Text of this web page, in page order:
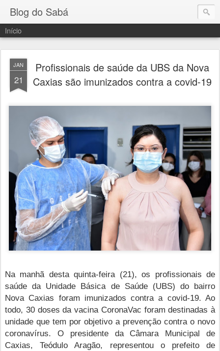
Blog do Sabá
Início
JAN
21
Profissionais de saúde da UBS da Nova
Caxias são imunizados contra a covid-19
Na manhã desta quinta-feira (21), os profissionais de
saúde da Unidade Básica de Saúde (UBS) do bairro
Nova Caxias foram imunizados contra a covid-19. Ao
todo, 30 doses da vacina CoronaVac foram destinadas à
unidade que tem por objetivo a prevenção contra o novo
coronavírus. O presidente da Câmara Municipal de
Caxias, Teódulo Aragão, representou o prefeito de